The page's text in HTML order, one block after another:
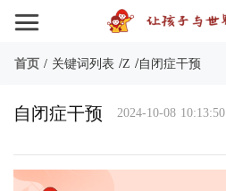
首页 / 关键词列表 /Z /自闭症干预
自闭症干预 2024-10-08 10:13:50